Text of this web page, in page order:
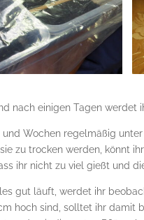
nach einigen Tagen werdet
Wochen regelmäßig
zu trocken werden, könnt
ihr nicht zu viel gießt und
gut läuft, werdet ihr
hoch sind, solltet ihr damit